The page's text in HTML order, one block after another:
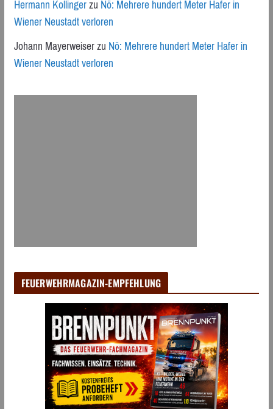
Hermann KollingerzuNö: Mehrere hundert Meter Hafer in
Wiener Neustadt verloren
Johann MayerweiserzuNö: Mehrere hundert Meter Hafer in
Wiener Neustadt verloren
FEUERWEHRMAGAZIN-EMPFEHLUNG